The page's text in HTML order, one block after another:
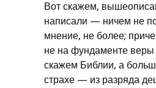
Вот скажем,
написали — ничем не
мнение, не более;
не на фундаменте
скажем Библии, а
страхе — из разряда